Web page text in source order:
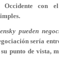
con
pueden
sería
punto de vista,